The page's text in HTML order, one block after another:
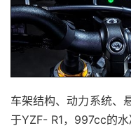
车架结构、动力系统、
于YZF- R1，997cc的水